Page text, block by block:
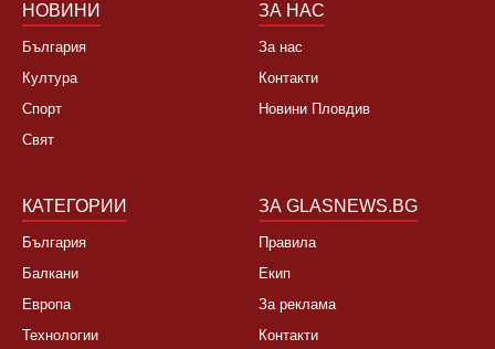
НОВИНИ
България
Култура
Спорт
Свят
ЗА НАС
За нас
Контакти
Новини Пловдив
КАТЕГОРИИ
България
Балкани
Европа
Технологии
ЗА GLASNEWS.BG
Правила
Екип
За реклама
Контакти